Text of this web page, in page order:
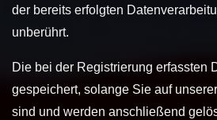
der bereits erfolgten
unberührt.
Die bei der Registrierung erfassten
gespeichert, solange Sie auf
sind und werden anschließend